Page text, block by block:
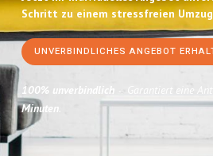
Schritt zu einem stressfreien Umzug
UNVERBINDLICHES ANGEBOT
100% unverbindlich – Garantiert eine
Minuten.